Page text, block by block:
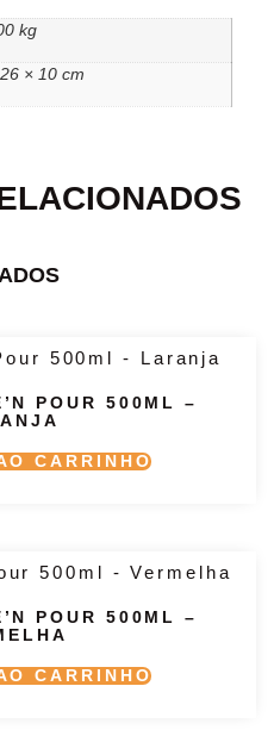
kg
× 10 cm
POUR 500ML –
CARRINHO
POUR 500ML –
CARRINHO